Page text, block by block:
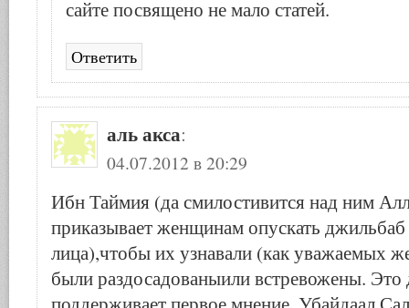
сайте посвящено не мало статей.
Ответить
аль акса:
04.07.2012 в 20:29
Ибн Таймия (да смилостивится над ним
приказывает женщинам опускать
лица),чтобы их узнавали (как уважаемых
были раздосадованыили встревожены. Это